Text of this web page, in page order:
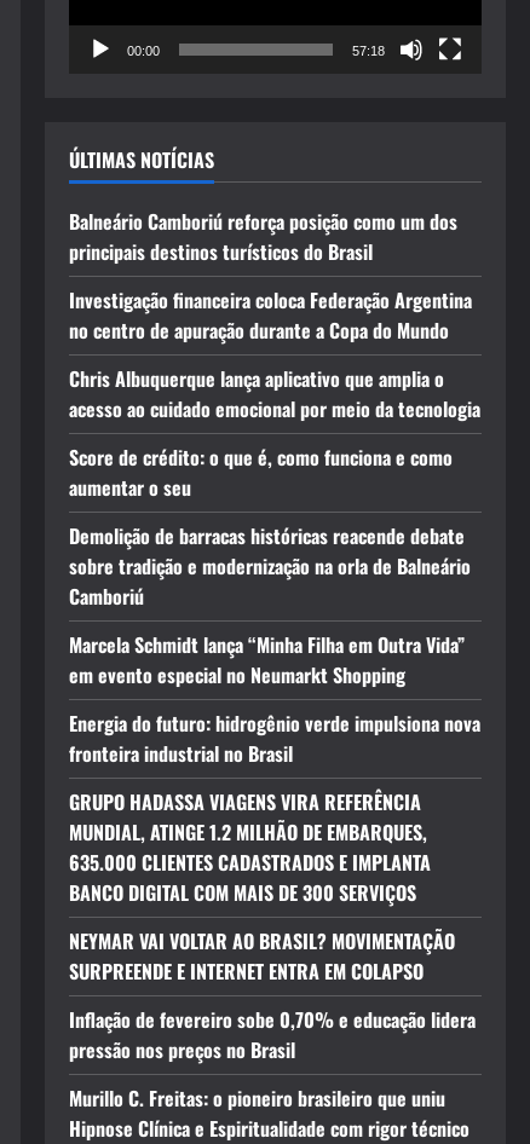
00:00 57:18
ÚLTIMAS NOTÍCIAS
Balneário Camboriú reforça posição como um dos
principais destinos turísticos do Brasil
Investigação financeira coloca Federação Argentina
no centro de apuração durante a Copa do Mundo
Chris Albuquerque lança aplicativo que amplia o
acesso ao cuidado emocional por meio da tecnologia
Score de crédito: o que é, como funciona e como
aumentar o seu
Demolição de barracas históricas reacende debate
sobre tradição e modernização na orla de Balneário
Camboriú
Marcela Schmidt lança “Minha Filha em Outra Vida”
em evento especial no Neumarkt Shopping
Energia do futuro: hidrogênio verde impulsiona nova
fronteira industrial no Brasil
GRUPO HADASSA VIAGENS VIRA REFERÊNCIA
MUNDIAL, ATINGE 1.2 MILHÃO DE EMBARQUES,
635.000 CLIENTES CADASTRADOS E IMPLANTA
BANCO DIGITAL COM MAIS DE 300 SERVIÇOS
NEYMAR VAI VOLTAR AO BRASIL? MOVIMENTAÇÃO
SURPREENDE E INTERNET ENTRA EM COLAPSO
Inflação de fevereiro sobe 0,70% e educação lidera
pressão nos preços no Brasil
Murillo C. Freitas: o pioneiro brasileiro que uniu
Hipnose Clínica e Espiritualidade com rigor técnico